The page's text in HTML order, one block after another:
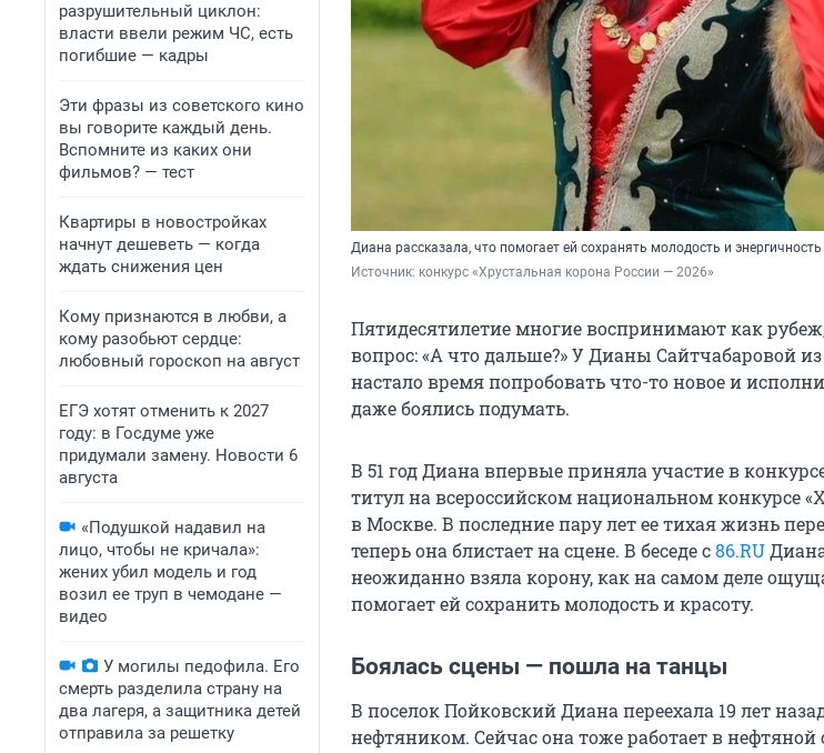
разрушительный циклон:
власти ввели режим ЧС, есть
погибшие — кадры
Эти фразы из советского кино
вы говорите каждый день.
Вспомните из каких они
фильмов? — тест
Квартиры в новостройках
начнут дешеветь — когда
ждать снижения цен
Кому признаются в любви, а
кому разобьют сердце:
любовный гороскоп на август
ЕГЭ хотят отменить к 2027
году: в Госдуме уже
придумали замену. Новости 6
августа
«Подушкой надавил на
лицо, чтобы не кричала»:
жених убил модель и год
возил ее труп в чемодане —
видео
У могилы педофила. Его
смерть разделила страну на
два лагеря, а защитника детей
отправила за решетку
Диана рассказала, что помогает ей сохранять молодость и энергичность
Источник: конкурс «Хрустальная корона России — 2026»
Пятидесятилетие многие воспринимают как
вопрос: «А что дальше?» У Дианы Сайтчабаровой
настало время попробовать что-то новое и
даже боялись подумать.
В 51 год Диана впервые приняла участие в
титул на всероссийском национальном конкурсе
в Москве. В последние пару лет ее тихая жизнь
теперь она блистает на сцене. В беседе с86.RU
неожиданно взяла корону, как на самом деле
помогает ей сохранить молодость и красоту.
Боялась сцены — пошла на танцы
В поселок Пойковский Диана переехала 19 лет
нефтяником. Сейчас она тоже работает в нефтяной